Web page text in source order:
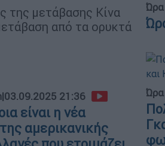
της μετάβασης Κίνα
από τα ορυκτά
|03.09.2025 21:36
είναι η νέα
αμερικανικής